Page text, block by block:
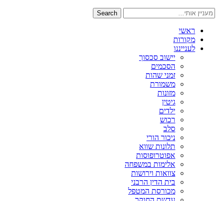
Search
ראשי
מקורות
לענייננו
יישוב סכסוך
הסכמים
זמני שהות
משמורת
מזונות
גיטין
ילדים
רכוש
סלב
ניכור הורי
תלונות שווא
אפוטרופוסות
אלימות במשפחה
צוואות וירושות
בית הדין הרבני
מכורסת המטפל